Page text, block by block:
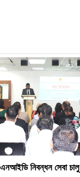
এনআইডি নিবন্ধন সেবা চালু